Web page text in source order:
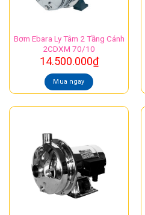
Bơm Ebara Ly Tâm 2 Tầng Cánh
2CDXM 70/10
14.500.000₫
Mua ngay